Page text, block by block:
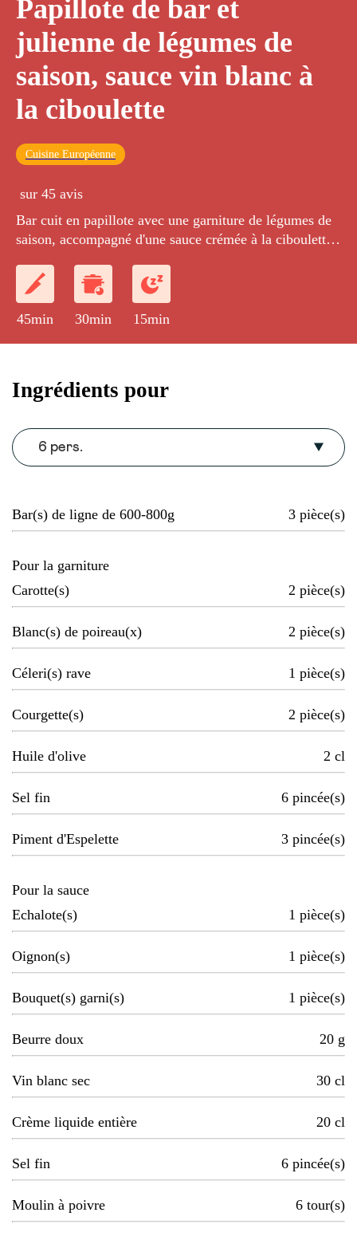
Papillote de bar et
julienne de légumes de
saison, sauce vin blanc à
la ciboulette
Cuisine Européenne
sur 45 avis
Bar cuit en papillote avec une garniture de légumes de
saison, accompagné d'une sauce crémée à la ciboulette
45min 30min 15min
Ingrédients pour
6 pers.
Bar(s) de ligne de 600-800g 3 pièce(s)
Pour la garniture
Carotte(s)
2 pièce(s)
Blanc(s) de poireau(x) 2 pièce(s)
Céleri(s) rave 1 pièce(s)
Courgette(s) 2 pièce(s)
Huile d'olive 2 cl
Sel fin 6 pincée(s)
Piment d'Espelette 3 pincée(s)
Pour la sauce
Echalote(s)
1 pièce(s)
Oignon(s) 1 pièce(s)
Bouquet(s) garni(s) 1 pièce(s)
Beurre doux 20 g
Vin blanc sec 30 cl
Crème liquide entière 20 cl
Sel fin 6 pincée(s)
Moulin à poivre 6 tour(s)